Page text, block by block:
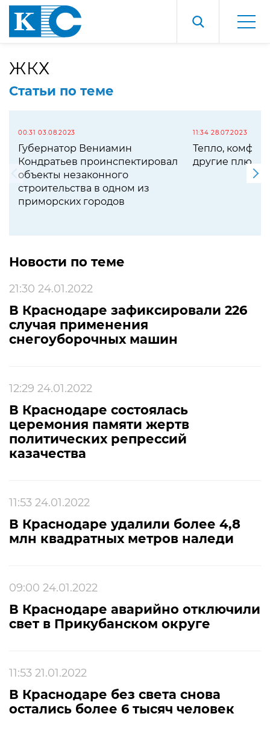
ЖКХ
Статьи по теме
00:31 03.08.2023
Губернатор Вениамин
Кондратьев проинспектировал
объекты незаконного
строительства в одном из
приморских городов
11:34 28.07.2023
Тепло,
другие плюсы
Новости по теме
21:30 24.01.2022
В Краснодаре зафиксировали 226
случая применения
снегоуборочных машин
12:29 24.01.2022
В Краснодаре состоялась
церемония памяти жертв
политических репрессий
казачества
11:53 24.01.2022
В Краснодаре удалили более 4,8
млн квадратных метров наледи
09:00 24.01.2022
В Краснодаре аварийно отключили
свет в Прикубанском округе
11:53 21.01.2022
В Краснодаре без света снова
остались более 6 тысяч человек